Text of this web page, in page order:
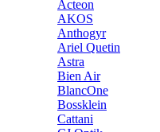
Acteon
AKOS
Anthogyr
Ariel Quetin
Astra
Bien Air
BlancOne
Bossklein
Cattani